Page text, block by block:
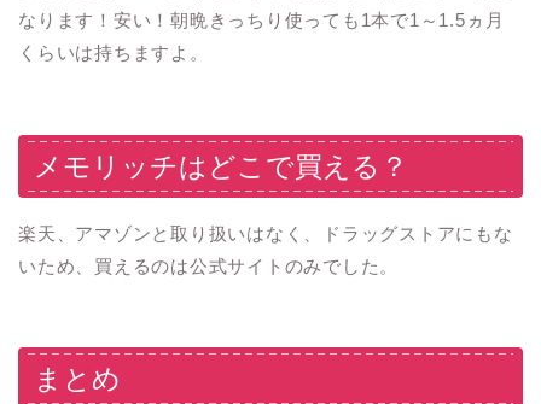
なります！安い！朝晩きっちり使っても1本で1～1.5ヵ月
くらいは持ちますよ。
メモリッチはどこで買える？
楽天、アマゾンと取り扱いはなく、ドラッグストアにもな
いため、買えるのは公式サイトのみでした。
まとめ